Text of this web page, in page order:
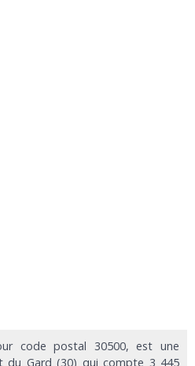
code postal 30500, est une
du Gard (30) qui compte 3 445